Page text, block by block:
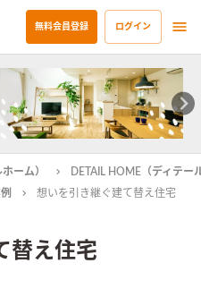
無料会員登録 ログイン
ーム）
DETAIL HOME（ディテ
想いを引き継ぐ建て替え住宅
替え住宅